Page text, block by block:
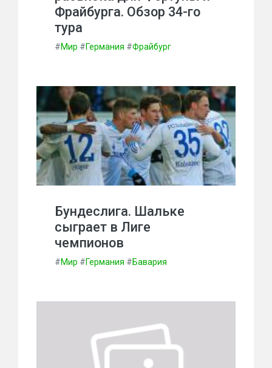
Фрайбурга. Обзор 34-го
тура
#Мир #Германия #Фрайбург
Бундеслига. Шальке
сыграет в Лиге
чемпионов
#Мир #Германия #Бавария